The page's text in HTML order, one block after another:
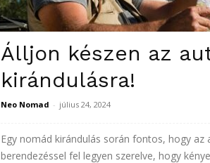
Álljon készen az
kirándulásra!
Neo Nomad - július 24, 2024
Egy nomád kirándulás során fontos, hogy az
berendezéssel fel legyen szerelve, hogy